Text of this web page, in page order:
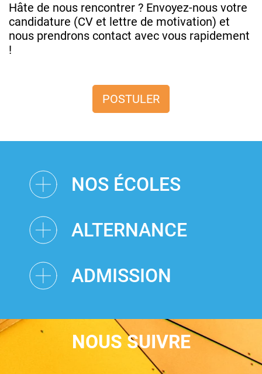
Hâte de nous rencontrer ? Envoyez-nous votre
candidature (CV et lettre de motivation) et
nous prendrons contact avec vous rapidement
!
POSTULER
NOS ÉCOLES
ALTERNANCE
ADMISSION
NOUS SUIVRE